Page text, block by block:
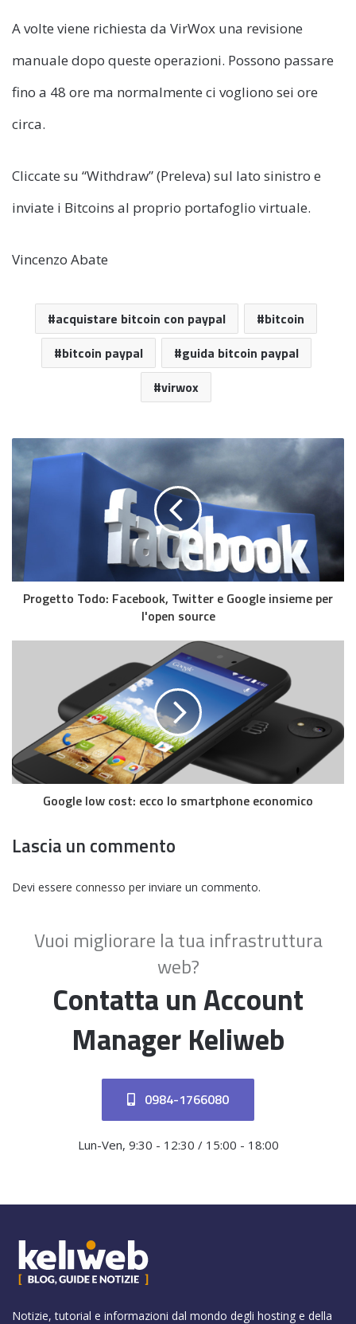
A volte viene richiesta da VirWox una revisione
manuale dopo queste operazioni. Possono passare
fino a 48 ore ma normalmente ci vogliono sei ore
circa.
Cliccate su “Withdraw” (Preleva) sul lato sinistro e
inviate i Bitcoins al proprio portafoglio virtuale.
Vincenzo Abate
acquistare bitcoin con paypal
bitcoin
bitcoin paypal
guida bitcoin paypal
virwox
Progetto Todo: Facebook, Twitter e Google insieme per
l'open source
Google low cost: ecco lo smartphone economico
Lascia un commento
Devi essere connesso per inviare un commento.
Vuoi migliorare la tua infrastruttura
web?
Contatta un Account
Manager Keliweb
0984-1766080
Lun-Ven, 9:30 - 12:30 / 15:00 - 18:00
Notizie, tutorial e informazioni dal mondo degli hosting e della